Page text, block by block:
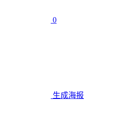
0
生成海报